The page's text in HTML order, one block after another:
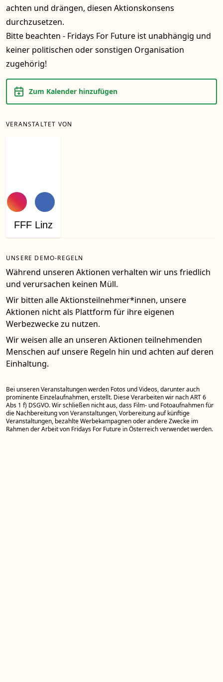
achten und drängen, diesen Aktionskonsens
durchzusetzen.
Bitte beachten - Fridays For Future ist unabhängig und
keiner politischen oder sonstigen Organisation
zugehörig!
Zum Kalender hinzufügen
VERANSTALTET VON
FFF Linz
UNSERE DEMO-REGELN
Während unseren Aktionen verhalten wir uns friedlich
und verursachen keinen Müll.
Wir bitten alle Aktionsteilnehmer*innen, unsere
Aktionen nicht als Plattform für ihre eigenen
Werbezwecke zu nutzen.
Wir weisen alle an unseren Aktionen teilnehmenden
Menschen auf unsere Regeln hin und achten auf deren
Einhaltung.
Bei unseren Veranstaltungen werden Fotos und Videos, darunter auch
prominente Einzelaufnahmen, erstellt. Diese Verarbeiten wir nach ART 6
Abs 1 f) DSGVO. Wir schließen nicht aus, dass Film- und Fotoaufnahmen für
die Nachbereitung von Veranstaltungen, Vorbereitung auf künftige
Veranstaltungen, bezahlte Werbekampagnen oder andere Zwecke im
Rahmen der Arbeit von Fridays For Future in Österreich verwendet werden.